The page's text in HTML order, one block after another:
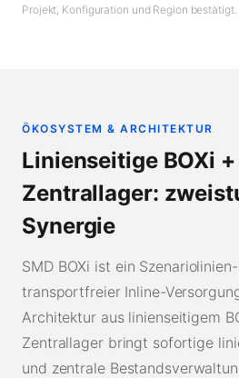
Projekt, Konfiguration und Region bestätigt.
ÖKOSYSTEM & ARCHITEKTUR
Linienseitige BOXi +
Zentrallager:
Synergie
SMD BOXi ist ein
transportfreier Inline-
Architektur aus linienseitigem
Zentrallager bringt sofortige
und zentrale